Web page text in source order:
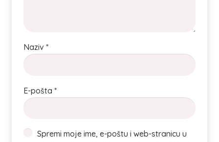
Naziv *
E-pošta *
Spremi moje ime, e-poštu i web-stranicu u